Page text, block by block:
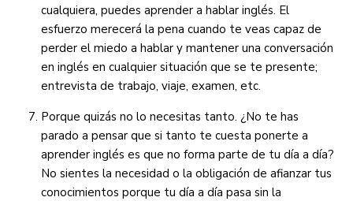
cualquiera, puedes aprender a hablar inglés. El
esfuerzo merecerá la pena cuando te veas capaz de
perder el miedo a hablar y mantener una conversación
en inglés en cualquier situación que se te presente;
entrevista de trabajo, viaje, examen, etc.
Porque quizás no lo necesitas tanto. ¿No te has
parado a pensar que si tanto te cuesta ponerte a
aprender inglés es que no forma parte de tu día a día?
No sientes la necesidad o la obligación de afianzar tus
conocimientos porque tu día a día pasa sin la